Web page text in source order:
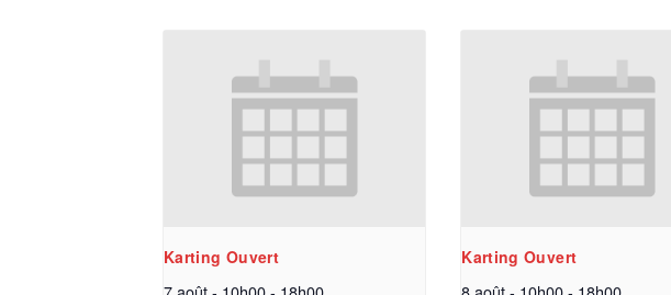
Karting Ouvert Karting Ouvert